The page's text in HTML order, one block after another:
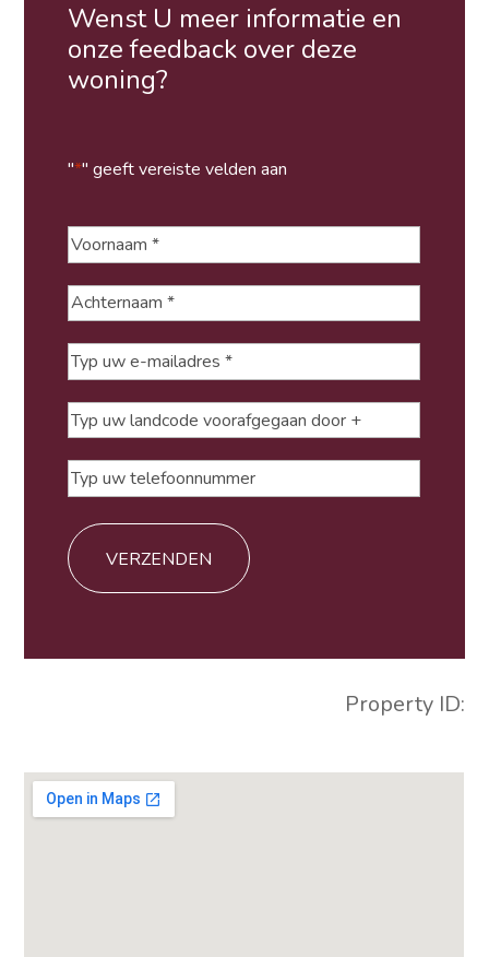
Wenst U meer informatie en
onze feedback over deze
woning?
"*" geeft vereiste velden aan
Voornaam*
Achternaam*
Typ
uw
e-
mailadres*
Typ
uw
landcode
voorafgegaan
door
+
Typ
uw
telefoonnummer
Property ID: